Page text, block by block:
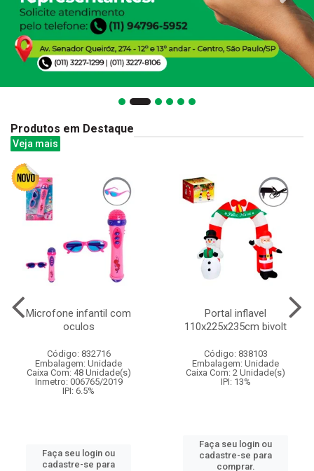
Produtos em Destaque
Veja mais
Microfone infantil com
oculos
Código: 832716
Embalagem: Unidade
Caixa Com: 48 Unidade(s)
Inmetro: 006765/2019
IPI: 6.5%
Faça seu login ou
cadastre-se para
Portal inflavel
110x225x235cm bivolt
Código: 838103
Embalagem: Unidade
Caixa Com: 2 Unidade(s)
IPI: 13%
Faça seu login ou
cadastre-se para
comprar.